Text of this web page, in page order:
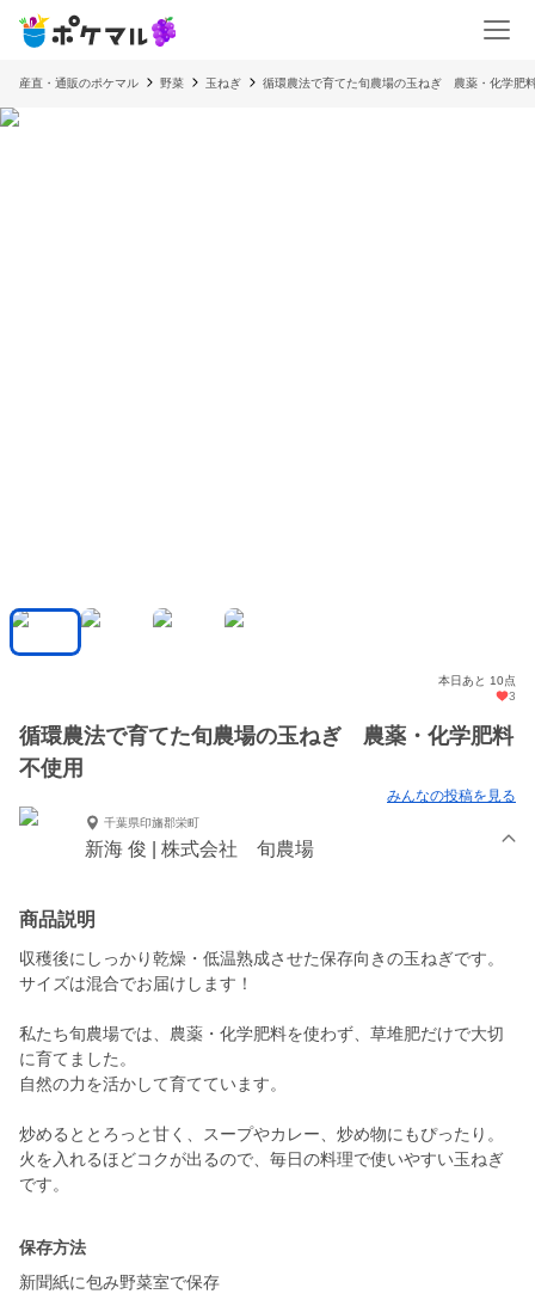
産直・通販のポケマル 野菜 玉ねぎ 循環農法で育てた旬農場の玉ねぎ 農薬・化学肥
本日あと 10点
3
循環農法で育てた旬農場の玉ねぎ 農薬・化学肥料
不使用
みんなの投稿を見る
千葉県印旛郡栄町
新海 俊 | 株式会社 旬農場
商品説明
収穫後にしっかり乾燥・低温熟成させた保存向きの玉ねぎです。
サイズは混合でお届けします！
私たち旬農場では、農薬・化学肥料を使わず、草堆肥だけで大切
に育てました。
自然の力を活かして育てています。
炒めるととろっと甘く、スープやカレー、炒め物にもぴったり。
火を入れるほどコクが出るので、毎日の料理で使いやすい玉ねぎ
です。
保存方法
新聞紙に包み野菜室で保存